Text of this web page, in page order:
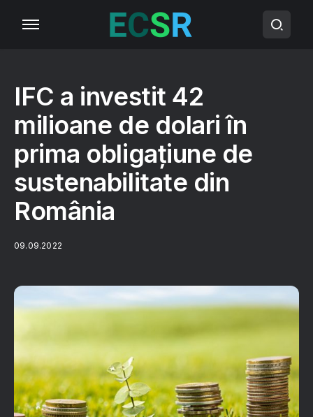
IFC a investit 42
milioane de dolari în
prima obligațiune de
sustenabilitate din
România
09.09.2022